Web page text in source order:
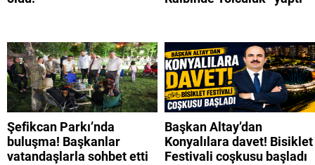
Şefikcan Parkı’nda
buluşma! Başkanlar
vatandaşlarla sohbet etti
Başkan Altay’dan
Konyalılara davet! Bisiklet
Festivali coşkusu başladı